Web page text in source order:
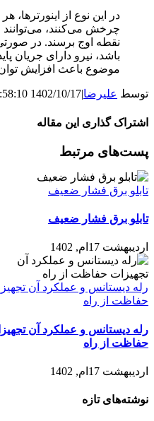
چرخش می‌کنند، می‌توانند
نقطه اوج برسند. در
باشد، نیرو دارای جریان
موضوع باعث افزایش
توسط علیرضا|
1402/10/17 16:58:10
اشتراک گذاری این مقاله
Facebook
X
LinkedIn
WhatsApp
Tumblr
Pinterest
ایمیل
پست‌های مرتبط
تابلو برق فشار ضعیف
تابلو برق فشار ضعیف
اردیبهشت 17ام, 1402
رله دیستانس و عملکرد آن
حفاظت از راه
رله دیستانس و عملکرد آن
حفاظت از راه
اردیبهشت 17ام, 1402
نوشته‌های تازه